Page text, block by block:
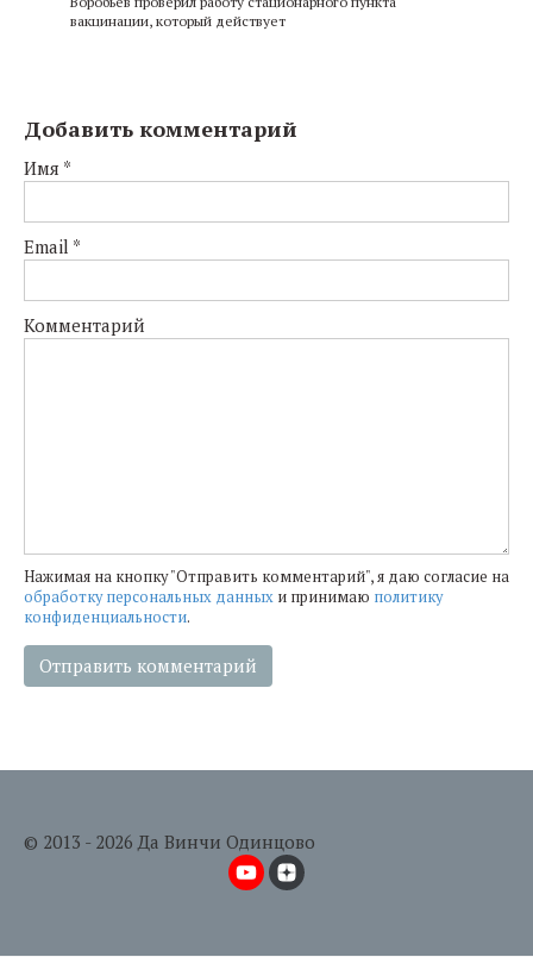
вакцинации, который действует
Добавить комментарий
Имя *
Email *
Комментарий
Нажимая на кнопку "Отправить комментарий", я даю согласие на
обработку персональных данных и принимаю политику
конфиденциальности.
© 2013 - 2026 Да Винчи Одинцово